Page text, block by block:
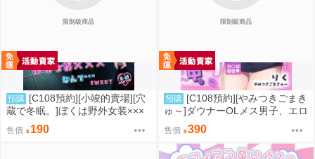
限制級商品
預購 [C108預約][小竣的賣場][穴
蔵で冬眠。]ぼくは野外女装×××
なんて…SWEET 同人誌id=3774
615
售價 190
限制級商品
預購 [C108預約][やみつきごまき
ゅ～]ダウナーOLメス男子、エロ
がり残業中。【特典付】 同人誌i
d=3735920
售價 390